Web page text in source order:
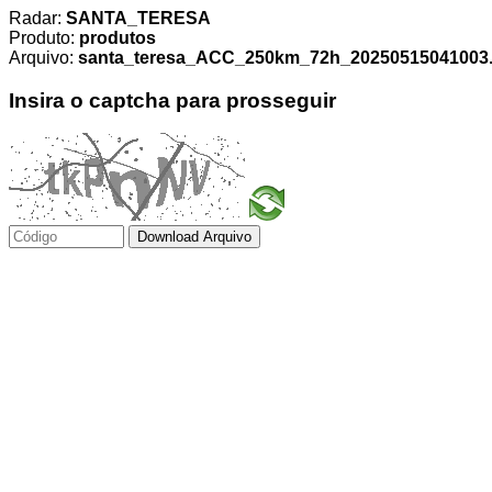
Radar: SANTA_TERESA
Produto: produtos
Arquivo:
Insira o captcha para prosseguir